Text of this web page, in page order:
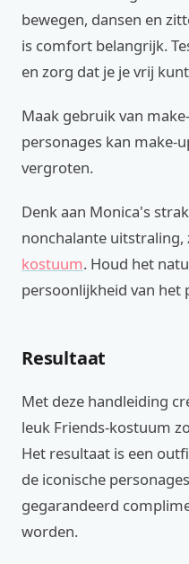
bewegen, dansen en
is comfort belangrijk.
en zorg dat je je vrij
Maak gebruik van
personages kan make-
vergroten.
Denk aan Monica's
nonchalante uitstraling,
kostuum. Houd het
persoonlijkheid van het
Resultaat
Met deze handleiding
leuk Friends-kostuum
Het resultaat is een
de iconische
gegarandeerd
worden.